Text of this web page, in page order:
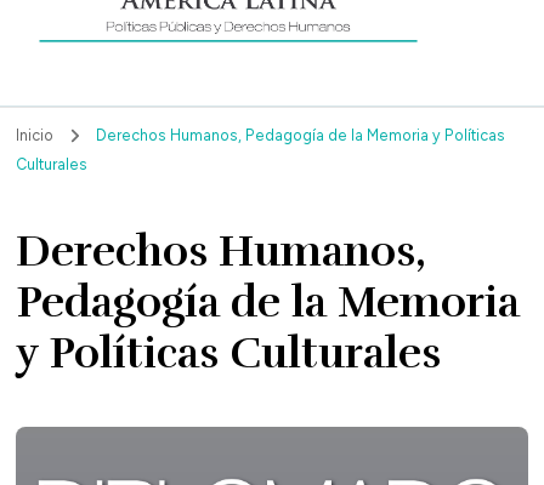
Inicio
Derechos Humanos, Pedagogía de la Memoria y Políticas
Culturales
Derechos Humanos,
Pedagogía de la Memoria
y Políticas Culturales